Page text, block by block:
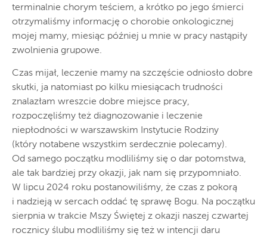
terminalnie chorym teściem, a krótko po jego śmierci
otrzymaliśmy informację o chorobie onkologicznej
mojej mamy, miesiąc później u mnie w pracy nastąpiły
zwolnienia grupowe.
Czas mijał, leczenie mamy na szczęście odniosło dobre
skutki, ja natomiast po kilku miesiącach trudności
znalazłam wreszcie dobre miejsce pracy,
rozpoczęliśmy też diagnozowanie i leczenie
niepłodności w warszawskim Instytucie Rodziny
(który notabene wszystkim serdecznie polecamy).
Od samego początku modliliśmy się o dar potomstwa,
ale tak bardziej przy okazji, jak nam się przypomniało.
W lipcu 2024 roku postanowiliśmy, że czas z pokorą
i nadzieją w sercach oddać tę sprawę Bogu. Na początku
sierpnia w trakcie Mszy Świętej z okazji naszej czwartej
rocznicy ślubu modliliśmy się też w intencji daru